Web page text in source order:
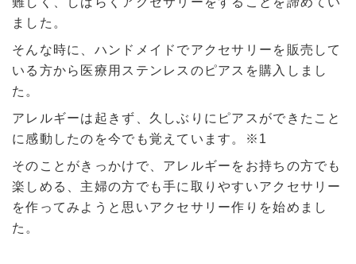
ました。
そんな時に、ハンドメイドでアクセサリーを販売して
いる方から医療用ステンレスのピアスを購入しまし
た。
アレルギーは起きず、久しぶりにピアスができたこと
に感動したのを今でも覚えています。※1
そのことがきっかけで、アレルギーをお持ちの方でも
楽しめる、主婦の方でも手に取りやすいアクセサリー
を作ってみようと思いアクセサリー作りを始めまし
た。